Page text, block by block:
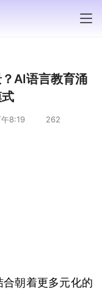
AI语言教育涌
8:19 262
合朝着更多元化的